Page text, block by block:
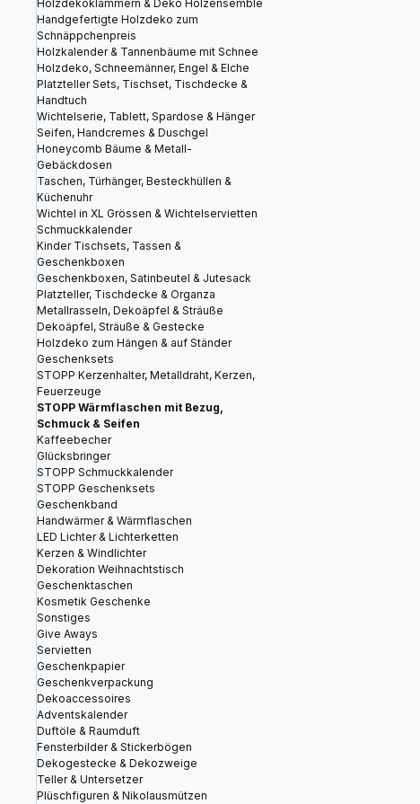
Holzdekoklammern & Deko Holzensemble
Handgefertigte Holzdeko zum
Schnäppchenpreis
Holzkalender & Tannenbäume mit Schnee
Holzdeko, Schneemänner, Engel & Elche
Platzteller Sets, Tischset, Tischdecke &
Handtuch
Wichtelserie, Tablett, Spardose & Hänger
Seifen, Handcremes & Duschgel
Honeycomb Bäume & Metall-
Gebäckdosen
Taschen, Türhänger, Besteckhüllen &
Küchenuhr
Wichtel in XL Grössen & Wichtelservietten
Schmuckkalender
Kinder Tischsets, Tassen &
Geschenkboxen
Geschenkboxen, Satinbeutel & Jutesack
Platzteller, Tischdecke & Organza
Metallrasseln, Dekoäpfel & Sträuße
Dekoäpfel, Sträuße & Gestecke
Holzdeko zum Hängen & auf Ständer
Geschenksets
STOPP Kerzenhalter, Metalldraht, Kerzen,
Feuerzeuge
STOPP Wärmflaschen mit Bezug,
Schmuck & Seifen
Kaffeebecher
Glücksbringer
STOPP Schmuckkalender
STOPP Geschenksets
Geschenkband
Handwärmer & Wärmflaschen
LED Lichter & Lichterketten
Kerzen & Windlichter
Dekoration Weihnachtstisch
Geschenktaschen
Kosmetik Geschenke
Sonstiges
Give Aways
Servietten
Geschenkpapier
Geschenkverpackung
Dekoaccessoires
Adventskalender
Duftöle & Raumduft
Fensterbilder & Stickerbögen
Dekogestecke & Dekozweige
Teller & Untersetzer
Plüschfiguren & Nikolausmützen